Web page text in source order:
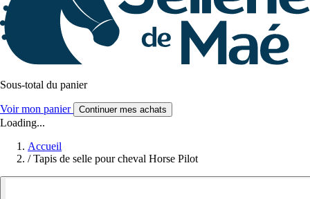
Sous-total du panier
Voir mon panier Continuer mes achats
Loading...
Accueil
/ Tapis de selle pour cheval Horse Pilot